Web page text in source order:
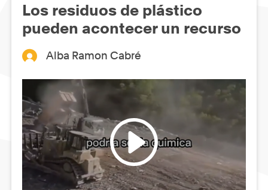
Los residuos de plástico
pueden acontecer un recurso
Alba Ramon Cabré